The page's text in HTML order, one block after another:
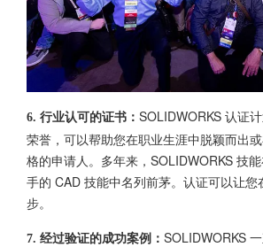
6. 行业认可的证书： SOLIDWORKS 认证
荣誉，可以帮助您在职业生涯中脱颖而出
格的申请人。多年来，SOLIDWORKS 技
手的 CAD 技能中名列前茅。认证可以让
步。
7. 经过验证的成功案例： SOLIDWORKS